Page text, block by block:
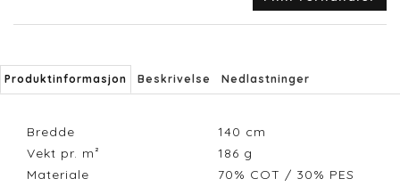
Produktinformasjon Beskrivelse Nedlastninger
Bredde 140 cm
Vekt pr. m²
186 g
Materiale
70% COT / 30% PES